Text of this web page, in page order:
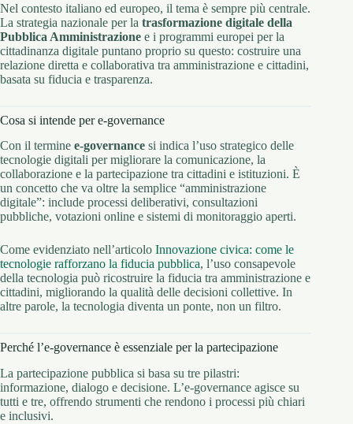
Nel contesto italiano ed europeo, il tema è sempre più centrale.
La strategia nazionale per la trasformazione digitale della
Pubblica Amministrazione e i programmi europei per la
cittadinanza digitale puntano proprio su questo: costruire una
relazione diretta e collaborativa tra amministrazione e cittadini,
basata su fiducia e trasparenza.
Cosa si intende per e-governance
Con il termine e-governance si indica l’uso strategico delle
tecnologie digitali per migliorare la comunicazione, la
collaborazione e la partecipazione tra cittadini e istituzioni. È
un concetto che va oltre la semplice “amministrazione
digitale”: include processi deliberativi, consultazioni
pubbliche, votazioni online e sistemi di monitoraggio aperti.
Come evidenziato nell’articolo Innovazione civica: come le
tecnologie rafforzano la fiducia pubblica, l’uso consapevole
della tecnologia può ricostruire la fiducia tra amministrazione e
cittadini, migliorando la qualità delle decisioni collettive. In
altre parole, la tecnologia diventa un ponte, non un filtro.
Perché l’e-governance è essenziale per la partecipazione
La partecipazione pubblica si basa su tre pilastri:
informazione, dialogo e decisione. L’e-governance agisce su
tutti e tre, offrendo strumenti che rendono i processi più chiari
e inclusivi.